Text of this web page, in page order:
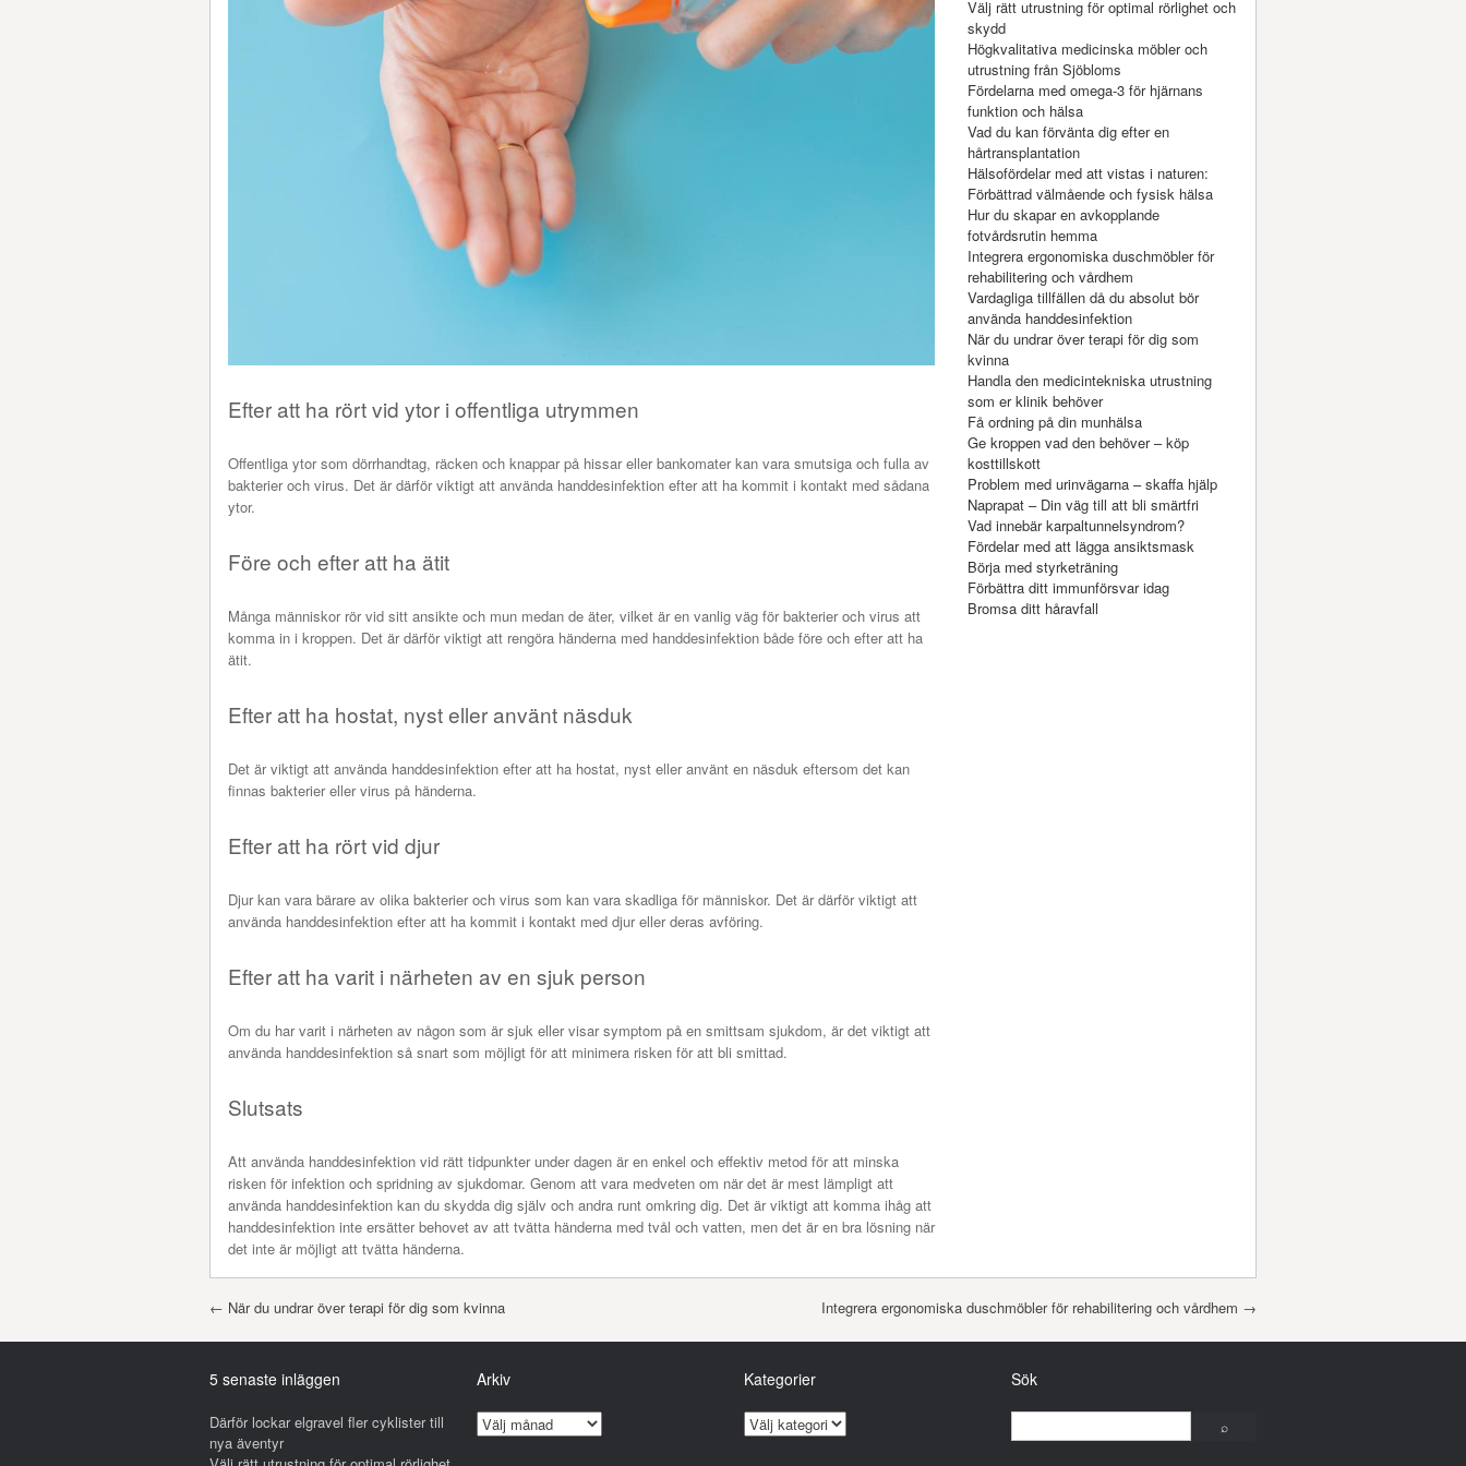
Efter att ha rört vid ytor i offentliga utrymmen
Offentliga ytor som dörrhandtag, räcken och knappar på hissar eller bankomater kan vara smutsiga och fulla av
bakterier och virus. Det är därför viktigt att använda handdesinfektion efter att ha kommit i kontakt med sådana
ytor.
Före och efter att ha ätit
Många människor rör vid sitt ansikte och mun medan de äter, vilket är en vanlig väg för bakterier och virus att
komma in i kroppen. Det är därför viktigt att rengöra händerna med handdesinfektion både före och efter att ha
ätit.
Efter att ha hostat, nyst eller använt näsduk
Det är viktigt att använda handdesinfektion efter att ha hostat, nyst eller använt en näsduk eftersom det kan
finnas bakterier eller virus på händerna.
Efter att ha rört vid djur
Djur kan vara bärare av olika bakterier och virus som kan vara skadliga för människor. Det är därför viktigt att
använda handdesinfektion efter att ha kommit i kontakt med djur eller deras avföring.
Efter att ha varit i närheten av en sjuk person
Om du har varit i närheten av någon som är sjuk eller visar symptom på en smittsam sjukdom, är det viktigt att
använda handdesinfektion så snart som möjligt för att minimera risken för att bli smittad.
Slutsats
Att använda handdesinfektion vid rätt tidpunkter under dagen är en enkel och effektiv metod för att minska
risken för infektion och spridning av sjukdomar. Genom att vara medveten om när det är mest lämpligt att
använda handdesinfektion kan du skydda dig själv och andra runt omkring dig. Det är viktigt att komma ihåg att
handdesinfektion inte ersätter behovet av att tvätta händerna med tvål och vatten, men det är en bra lösning när
det inte är möjligt att tvätta händerna.
Välj rätt utrustning för optimal rörlighet och
skydd
Högkvalitativa medicinska möbler och
utrustning från Sjöbloms
Fördelarna med omega-3 för hjärnans
funktion och hälsa
Vad du kan förvänta dig efter en
hårtransplantation
Hälsofördelar med att vistas i naturen:
Förbättrad välmående och fysisk hälsa
Hur du skapar en avkopplande
fotvårdsrutin hemma
Integrera ergonomiska duschmöbler för
rehabilitering och vårdhem
Vardagliga tillfällen då du absolut bör
använda handdesinfektion
När du undrar över terapi för dig som
kvinna
Handla den medicintekniska utrustning
som er klinik behöver
Få ordning på din munhälsa
Ge kroppen vad den behöver – köp
kosttillskott
Problem med urinvägarna – skaffa hjälp
Naprapat – Din väg till att bli smärtfri
Vad innebär karpaltunnelsyndrom?
Fördelar med att lägga ansiktsmask
Börja med styrketräning
Förbättra ditt immunförsvar idag
Bromsa ditt håravfall
Post navigation
← När du undrar över terapi för dig som kvinna Integrera ergonomiska duschmöbler för rehabilitering och vårdhem →
5 senaste inläggen
Därför lockar elgravel fler cyklister till
nya äventyr
Arkiv
A
r
Kategorier
K
a
Sök